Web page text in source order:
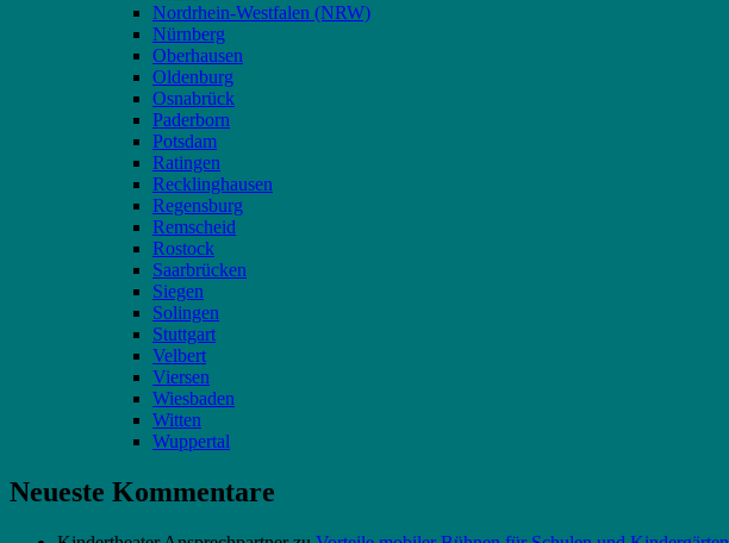
Nordrhein-Westfalen (NRW)
Nürnberg
Oberhausen
Oldenburg
Osnabrück
Paderborn
Potsdam
Ratingen
Recklinghausen
Regensburg
Remscheid
Rostock
Saarbrücken
Siegen
Solingen
Stuttgart
Velbert
Viersen
Wiesbaden
Witten
Wuppertal
Neueste Kommentare